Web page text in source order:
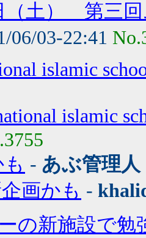
（土） 第三
06/03-22:41
islamic
islamic
- あぶ管理人
画かも -
の新施設で